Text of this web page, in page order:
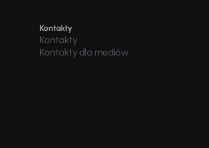
Kontakty
Kontakty
Kontakty dla mediów